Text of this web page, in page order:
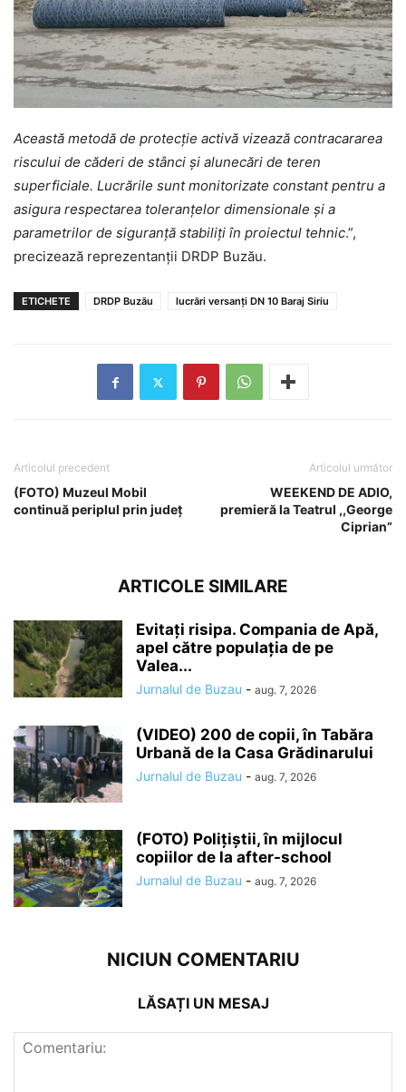
Această metodă de protecție activă vizează contracararea
riscului de căderi de stânci și alunecări de teren
superficiale. Lucrările sunt monitorizate constant pentru a
asigura respectarea toleranțelor dimensionale și a
parametrilor de siguranță stabiliți în proiectul tehnic.”,
precizează reprezentanții DRDP Buzău.
ETICHETE DRDP Buzău lucrări versanți DN 10 Baraj Siriu
Articolul precedent
(FOTO) Muzeul Mobil
continuă periplul prin județ
Articolul următor
WEEKEND DE ADIO,
premieră la Teatrul ,,George
Ciprian”
ARTICOLE SIMILARE
Evitați risipa. Compania de Apă,
apel către populația de pe
Valea...
Jurnalul de Buzau - aug. 7, 2026
(VIDEO) 200 de copii, în Tabăra
Urbană de la Casa Grădinarului
Jurnalul de Buzau - aug. 7, 2026
(FOTO) Polițiștii, în mijlocul
copiilor de la after-school
Jurnalul de Buzau - aug. 7, 2026
NICIUN COMENTARIU
LĂSAȚI UN MESAJ